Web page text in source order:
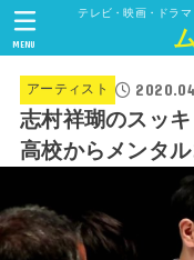
テレビ・映画・ドラ
MENU
アーティスト
志村祥瑚のスッ
高校からメンタ